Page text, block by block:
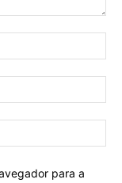
para a